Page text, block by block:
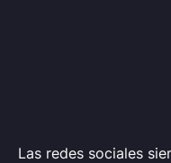
Las redes sociales